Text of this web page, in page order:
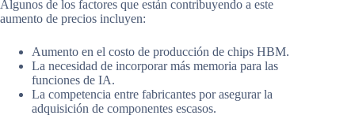
Algunos de los factores que están contribuyendo a este
aumento de precios incluyen:
Aumento en el costo de producción de chips HBM.
La necesidad de incorporar más memoria para las
funciones de IA.
La competencia entre fabricantes por asegurar la
adquisición de componentes escasos.